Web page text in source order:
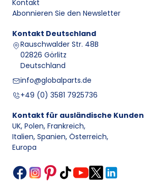
Kontakt
Abonnieren Sie den Newsletter
Kontakt Deutschland
Rauschwalder Str. 48B
02826 Görlitz
Deutschland
info@globalparts.de
+49 (0) 3581 7925736
Kontakt für ausländische Kunden
UK, Polen, Frankreich,
Italien, Spanien, Österreich,
Europa